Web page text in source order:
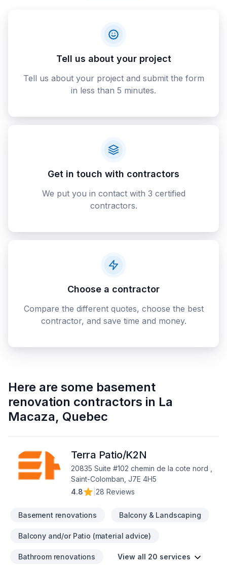
Tell us about your project
Tell us about your project and submit the form
in less than 5 minutes.
Get in touch with contractors
We put you in contact with 3 certified
contractors.
Choose a contractor
Compare the different quotes, choose the best
contractor, and save time and money.
Here are some basement
renovation contractors in La
Macaza, Quebec
Terra Patio/K2N
20835 Suite #102 chemin de la cote nord ,
Saint-Colomban, J7E 4H5
4.8
28 Reviews
Basement renovations Balcony & Landscaping
Balcony and/or Patio (material advice)
Bathroom renovations View all 20 services